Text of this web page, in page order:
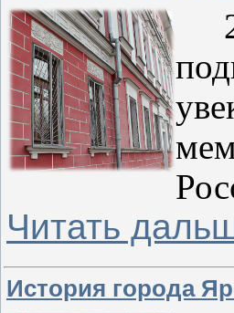
Читать
История города